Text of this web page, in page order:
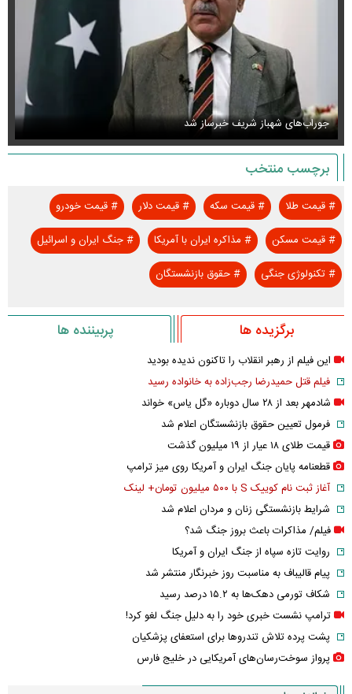
جوراب‌های شهباز شریف خبرساز شد
برچسب منتخب
#قیمت طلا #قیمت سکه #قیمت دلار #قیمت خودرو
#قیمت مسکن # مذاکره ایران با آمریکا #جنگ ایران و اسرائیل
#تکنولوژی جنگی #حقوق بازنشستگان
برگزیده ها پربیننده ها
این فیلم از رهبر انقلاب را تاکنون ندیده بودید
فیلم قتل حمیدرضا رجب‌زاده به خانواده رسید
شادمهر بعد از ۲۸ سال دوباره «گل یاس» خواند
فرمول تعیین حقوق بازنشستگان اعلام شد
قیمت طلای ۱۸ عیار از ۱۹ میلیون گذشت
قطعنامه پایان جنگ ایران و آمریکا روی میز ترامپ
آغاز ثبت نام کوییک S با ۵۰۰ میلیون تومان+ لینک
شرایط بازنشستگی زنان و مردان اعلام شد
فیلم/ مذاکرات باعث بروز جنگ شد؟
روایت تازه سپاه از جنگ ایران و آمریکا
پیام قالیباف به مناسبت روز خبرنگار منتشر شد
شکاف تورمی دهک‌ها به ۱۵.۲ درصد رسید
ترامپ نشست خبری خود را به دلیل جنگ لغو کرد!
پشت پرده تلاش تندروها برای استعفای پزشکیان
پرواز سوخت‌رسان‌های آمریکایی در خلیج فارس